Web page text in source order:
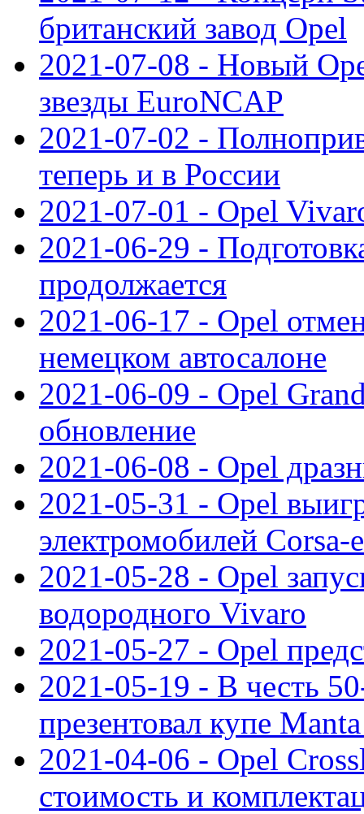
британский завод Opel
2021-07-08 - Новый
звезды EuroNCAP
2021-07-02 -
теперь и в России
2021-07-01 - Opel
2021-06-29 -
продолжается
2021-06-17 - Opel
немецком автосалоне
2021-06-09 - Opel
обновление
2021-06-08 - Opel
2021-05-31 - Opel
электромобилей Corsa-e
2021-05-28 - Opel
водородного Vivaro
2021-05-27 - Opel
2021-05-19 - В честь
презентовал купе
2021-04-06 - Opel
стоимость и